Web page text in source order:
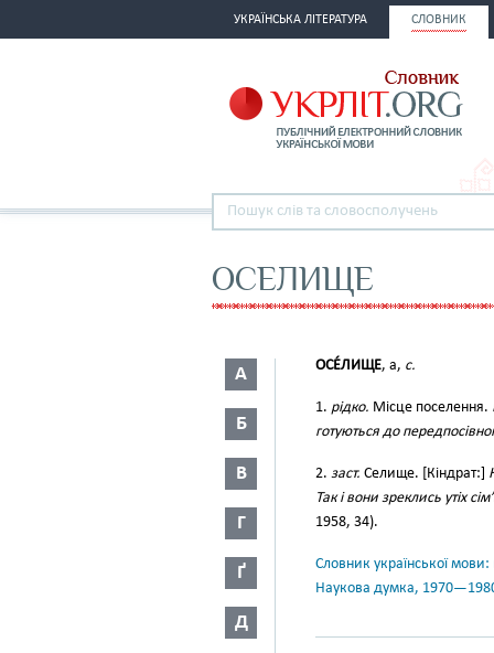
УКРАЇНСЬКА ЛІТЕРАТУРА СЛОВНИК
ОСЕЛИЩЕ
А
Б
В
Г
Ґ
Д
ОСЕ́ЛИЩЕ, а, с.
1. рідко. Місце поселення.
готуються до
2. заст. Селище. [Кіндрат:]
Так і вони зреклись утіх
1958, 34).
Словник української
Наукова думка,